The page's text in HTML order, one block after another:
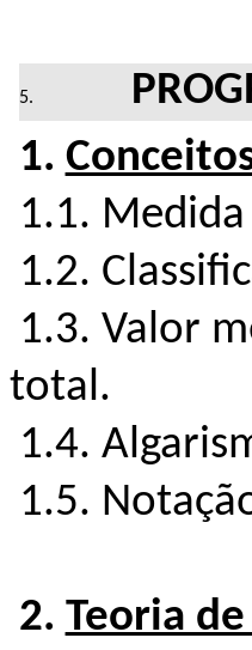
1.
1.1.
1.2.
1.3. Valor
total.
1.4.
1.5.
2. Teoria